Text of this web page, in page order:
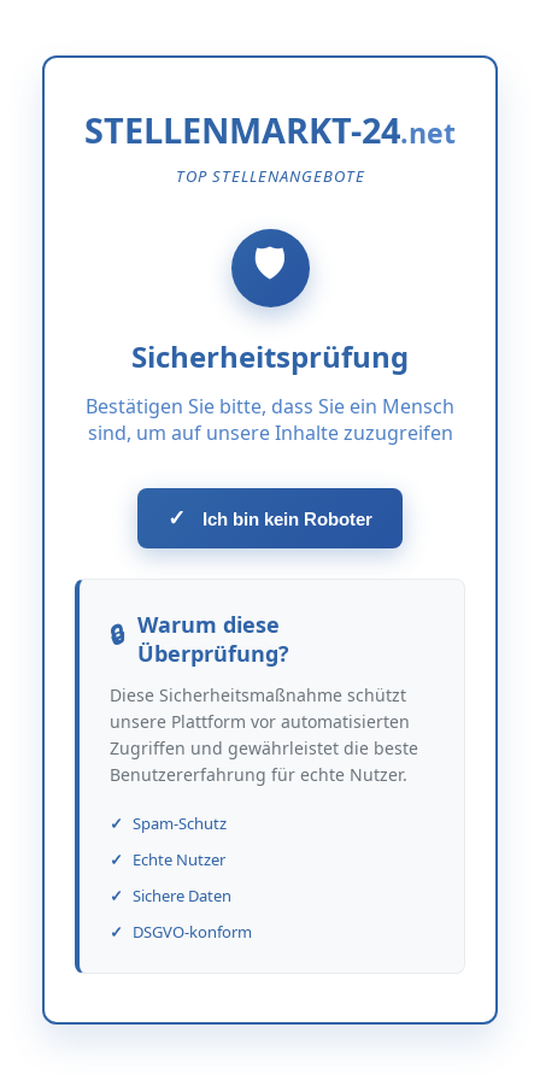
STELLENMARKT-24
TOP STELLENANGEBOTE
Sicherheitsprüfung
Bestätigen Sie bitte, dass Sie ein Mensch
sind, um auf unsere Inhalte zuzugreifen
✓ Ich bin kein Roboter
Warum diese
Überprüfung?
Diese Sicherheitsmaßnahme schützt
unsere Plattform vor automatisierten
Zugriffen und gewährleistet die beste
Benutzererfahrung für echte Nutzer.
Spam-Schutz
Echte Nutzer
Sichere Daten
DSGVO-konform